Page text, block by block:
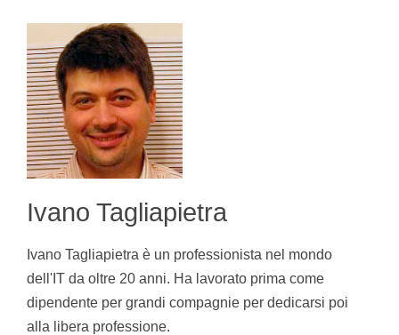
Ivano Tagliapietra
Ivano Tagliapietra è un professionista nel mondo
dell'IT da oltre 20 anni. Ha lavorato prima come
dipendente per grandi compagnie per dedicarsi poi
alla libera professione.